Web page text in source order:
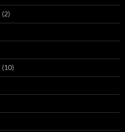
(2)
(10)